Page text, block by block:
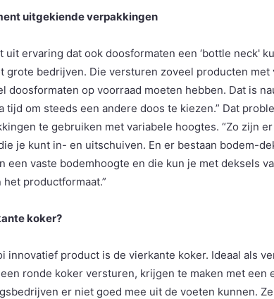
uitgekiende verpakkingen
uit ervaring dat ook doosformaten een ‘bottle neck'
grote bedrijven. Die versturen zoveel producten
doosformaten op voorraad moeten hebben. Dat is
tijd om steeds een andere doos te kiezen.” Dat
te gebruiken met variabele hoogtes. “Zo zijn
je kunt in- en uitschuiven. En er bestaan bodem-
een vaste bodemhoogte en die kun je met deksels
productformaat.”
koker?
innovatief product is de vierkante koker. Ideaal als
ronde koker versturen, krijgen te maken met een
er niet goed mee uit de voeten kunnen.